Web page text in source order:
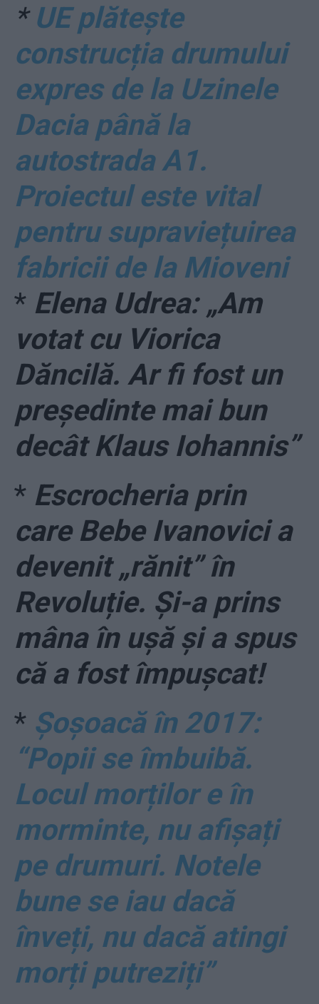
* UE plătește
construcția drumului
expres de la Uzinele
Dacia până la
autostrada A1.
Proiectul este vital
pentru supraviețuirea
fabricii de la Mioveni
* Elena Udrea: „Am
votat cu Viorica
Dăncilă. Ar fi fost un
președinte mai bun
decât Klaus Iohannis”
* Escrocheria prin
care Bebe Ivanovici a
devenit „rănit” în
Revoluție. Și-a prins
mâna în ușă și a spus
că a fost împușcat!
* Șoșoacă în 2017:
“Popii se îmbuibă.
Locul morților e în
morminte, nu afișați
pe drumuri. Notele
bune se iau dacă
înveți, nu dacă atingi
morți putreziți”